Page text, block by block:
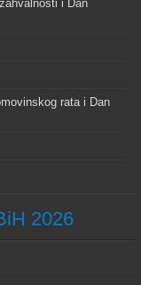
i Dan
rata i Dan
2026